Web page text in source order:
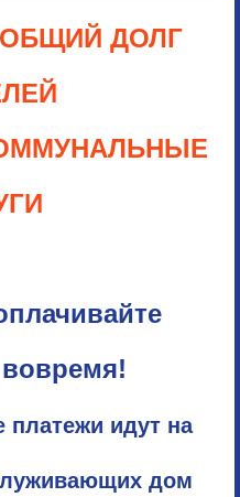
ДОЛГ
идут на
дом